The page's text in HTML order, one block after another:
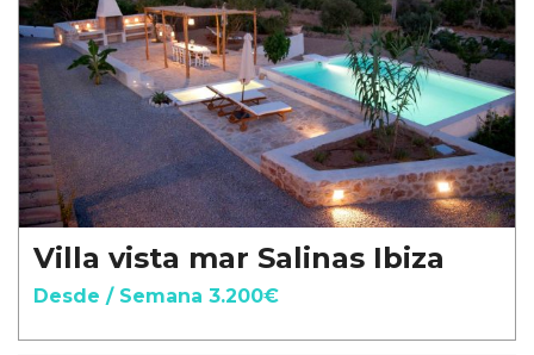
Villa vista mar Salinas Ibiza
Desde / Semana 3.200€